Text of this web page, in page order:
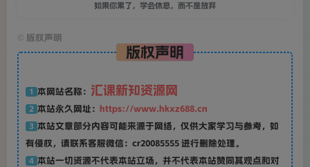
如果你累了，学会休息，而不是放弃
版权声明
版权声明
1 本网站名称： 汇课新知资源网
2 本站永久网址： https://www.hkxz688.cn
3 本站文章部分内容可能来源于网络，仅供大家学习与参考，如
有侵权，请联系客服微信：cr20085555 进行删除处理。
4 本站一切资源不代表本站立场，并不代表本站赞同其观点和对